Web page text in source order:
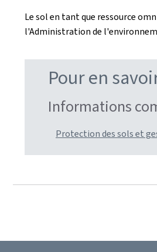
Le sol en tant que ressource
l'Administration de
Pour en
Informations
Protection des sols et